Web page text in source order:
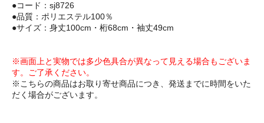
●コード：sj8726
●品質：ポリエステル100％
●サイズ：身丈100cm・桁68cm・袖丈49cm
※画面上と実物では多少色具合が異なって見える場合もございま
す。ご了承ください。
※こちらの商品はお取り寄せ商品につき、発送までに時間をいた
だく場合がございます。